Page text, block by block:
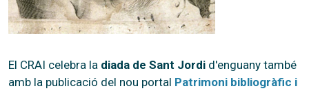
El CRAI celebra la diada de Sant Jordi d'enguany també
amb la publicació del nou portal Patrimoni bibliogràfic i